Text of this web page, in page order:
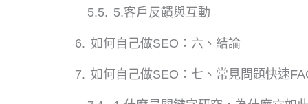
5.客戶反饋與互動
如何自己做SEO：六、結論
如何自己做SEO：七、常見問題快速